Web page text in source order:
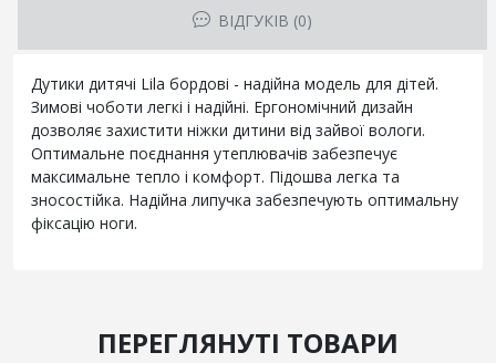
ВІДГУКІВ (0)
Дутики дитячі Lila бордові - надійна модель для дітей.
Зимові чоботи легкі і надійні. Ергономічний дизайн
дозволяє захистити ніжки дитини від зайвої вологи.
Оптимальне поєднання утеплювачів забезпечує
максимальне тепло і комфорт. Підошва легка та
зносостійка. Надійна липучка забезпечують оптимальну
фіксацію ноги.
ПЕРЕГЛЯНУТІ ТОВАРИ